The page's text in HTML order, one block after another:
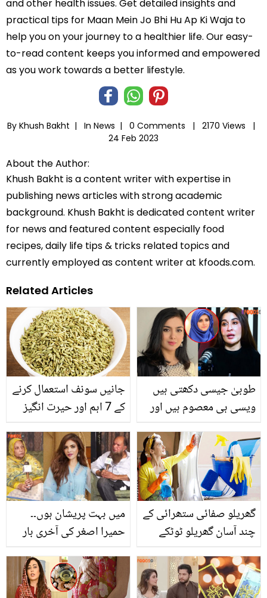
and other health issues. Get detailed insights and
practical tips for Maan Mein Jo Bhi Hu Ap Ki Waja to
help you on your journey to a healthier life. Our easy-
to-read content keeps you informed and empowered
as you work towards a better lifestyle.
By Khush Bakht | In News | 0 Comments |
2170 Views |
24 Feb 2023
About the Author:
Khush Bakht is a content writer with expertise in
publishing news articles with strong academic
background. Khush Bakht is dedicated content writer
for news and featured content especially food
recipes, daily life tips & tricks related topics and
currently employed as content writer at kfoods.com.
Related Articles
جانیں سونف استعمال کرنے
کے 7 اہم اور حیرت انگیز
وزن کم کرنے کا طریقہ تاکہ
آپ بھی نظر آئیں اسمارٹ
اور جاذبِ نظر
طوبیٰ جیسی دکھتی ہیں
ویسی ہی معصوم ہیں اور
نے طوبیٰ انور کی حمایت
میں سوال پوچھنے والے کو
ہی کھری کھری سنا دی
میں بہت پریشان ہوں۔۔
حمیرا اصغر کی آخری بار
والدین نے پہلی بار سامنے آ
کر راز کھول دیے
گھریلو صفائی ستھرائی کے
چند آسان گھریلو ٹوٹکے